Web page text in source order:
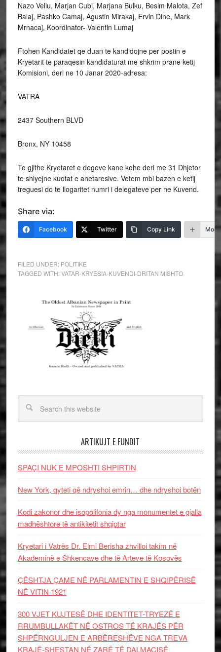
Nazo Veliu, Marjan Cubi, Marjana Bulku, Besim Malota, Zef
Balaj, Pashko Camaj, Agustin Mirakaj, Ervin Dine, Mark
Mrnacaj, Koordinator- Valentin Lumaj
Ftohen Kandidatet qe duan te kandidojne per postin e
Kryetarit te paraqesin kandidaturat me shkrim prane ketij
Komisioni, deri ne 10 Janar 2020-adresa:
VATRA
2437 Southern BLVD
Bronx, NY 10458
Te gjithe Kryetaret e degeve kane kohe deri me 31 Dhjetor
te shlyejne kuotat e anetaresive. Vetem mbi bazen e ketij
treguesi do te llogaritet numri i delegateve per ne Kuvend.
Share via:
Facebook Twitter Copy Link More
FILED UNDER: POLITIKE
TAGGED WITH:VATAR-KRYESIA-KUVENDI-DRITAN MISHTO
ARTIKUJT E FUNDIT
SPAÇI NUK E MPOSHTI SHPIRTIN
New York, qyteti që ndryshoi emrin… dhe ndryshoi botën
Kodi zakonor dhe isopolifonia dy nga monumentet e gjalla
madhështore të antikitetit shqiptar
Kryetari i Vatrës Dr. Elmi Berisha zhvilloi takim në
Akademinë e Shkencave dhe të Arteve të Kosovës
ÇËSHTJA ÇAME NË PARLAMENTIN E SHQIPËRISË
NË VITIN 1921
300 VJET KUJTESË DHE IDENTITET-TRYEZË E
RRUMBULLAKËT NË OSTROS TË KRAJËS PËR
SHPËRNGULJEN E ARBËRESHËVE NGA TREVA
KRAJË-SHESTAN NË ZARË TË DALMACISË